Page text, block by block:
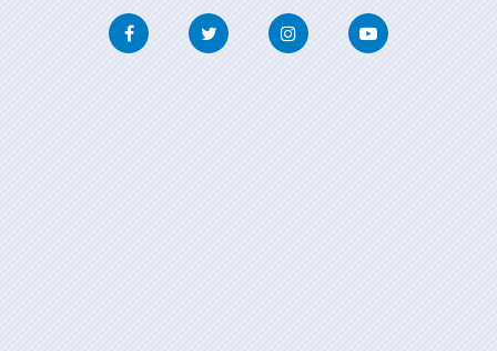
FacebookTwitter InstagramYoutube